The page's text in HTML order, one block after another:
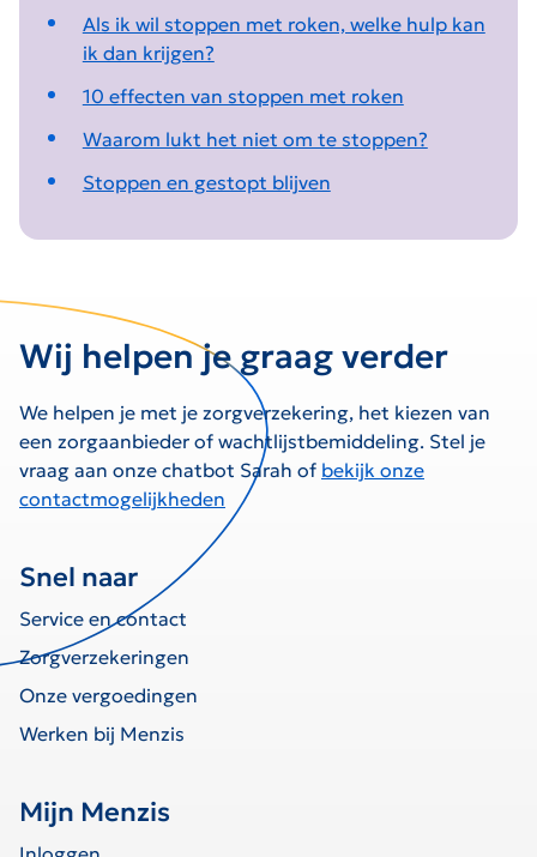
Als ik wil stoppen met roken, welke hulp kan
ik dan krijgen?
10 effecten van stoppen met roken
Waarom lukt het niet om te stoppen?
Stoppen en gestopt blijven
Wij helpen je graag verder
We helpen je met je zorgverzekering, het kiezen van
een zorgaanbieder of wachtlijstbemiddeling. Stel je
vraag aan onze chatbot Sarah of bekijk onze
contactmogelijkheden
Snel naar
Service en contact
Zorgverzekeringen
Onze vergoedingen
Werken bij Menzis
Mijn Menzis